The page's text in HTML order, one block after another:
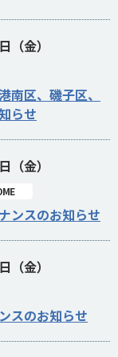
金）
南区、磯子区、
らせ
金）
ンスのお知らせ
金）
スのお知らせ